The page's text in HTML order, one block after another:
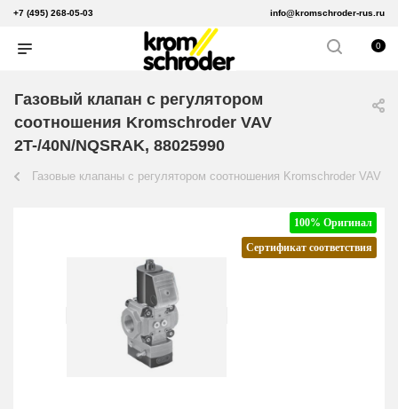
+7 (495) 268-05-03 info@kromschroder-rus.ru
0
Газовый клапан с регулятором
соотношения Kromschroder VAV
2T-/40N/NQSRAK, 88025990
Газовые клапаны с регулятором соотношения Kromschroder VAV
100% Оригинал
Сертификат соответствия